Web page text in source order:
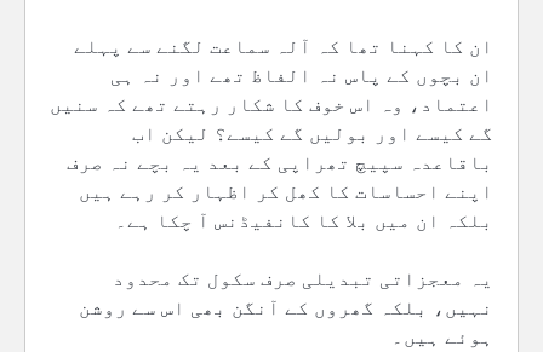
ان کا کہنا تھا کہ آلہ سماعت لگنے سے پہلے
ان بچوں کے پاس نہ الفاظ تھے اور نہ ہی
اعتماد، وہ اس خوف کا شکار رہتے تھے کہ سنیں
گے کیسے اور بولیں گے کیسے؟ لیکن اب
باقاعدہ سپیچ تھراپی کے بعد یہ بچے نہ صرف
اپنے احساسات کا کھل کر اظہار کر رہے ہیں
بلکہ ان میں بلا کا کانفیڈنس آ چکا ہے۔
یہ معجزاتی تبدیلی صرف سکول تک محدود
نہیں، بلکہ گھروں کے آنگن بھی اس سے روشن
ہوئے ہیں۔